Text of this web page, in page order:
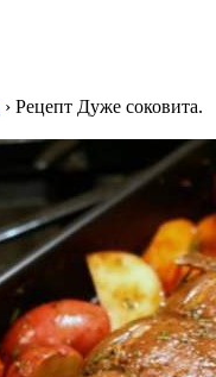
› Рецепт Дуже соковита.